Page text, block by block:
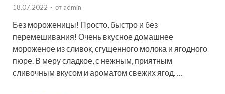
18.07.2022 - от admin
Без мороженицы! Просто, быстро и без
перемешивания! Очень вкусное домашнее
мороженое из сливок, сгущенного молока и ягодного
пюре. В меру сладкое, с нежным, приятным
сливочным вкусом и ароматом свежих ягод. …